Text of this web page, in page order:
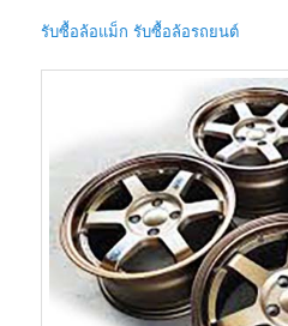
รับซื้อล้อแม็ก รับซื้อล้อรถยนต์